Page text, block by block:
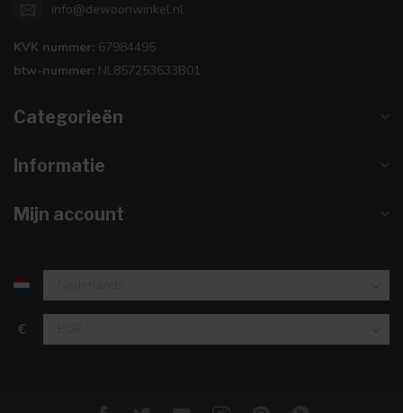
info@dewoonwinkel.nl
KVK nummer: 67984495
btw-nummer: NL857253633B01
Categorieën
Informatie
Mijn account
€